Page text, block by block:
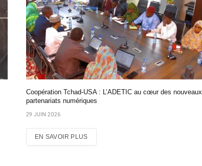
Coopération Tchad-USA : L’ADETIC au cœur des nouveaux
partenariats numériques
29 JUIN 2026
EN SAVOIR PLUS